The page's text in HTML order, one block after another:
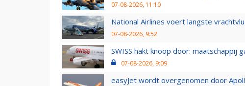
07-08-2026, 11:10
National Airlines voert langste
07-08-2026, 9:52
SWISS hakt knoop door: maatschappij
07-08-2026, 9:09
easyJet wordt overgenomen door